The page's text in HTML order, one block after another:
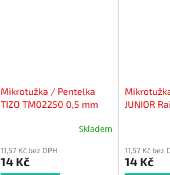
Mikrotužka / Pentelka
TIZO TM02250 0,5 mm
Skladem
11,57 Kč bez DPH
14 Kč
JUNIOR
11,57 Kč bez
14 Kč